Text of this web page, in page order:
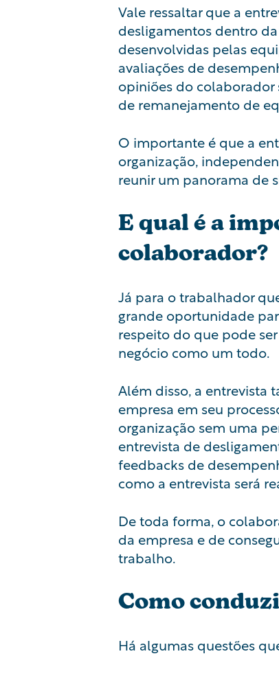
Vale ressaltar que a
desligamentos dentro
desenvolvidas pelas
avaliações de
opiniões do colaborador
de remanejamento de
O importante é que a
organização,
reunir um panorama de
E qual é a
colaborador?
Já para o trabalhador
grande oportunidade
respeito do que pode
negócio como um todo.
Além disso, a entrevista
empresa em seu
organização sem uma
entrevista de
feedbacks de
como a entrevista será
De toda forma, o
da empresa e de
trabalho.
Como
Há algumas questões